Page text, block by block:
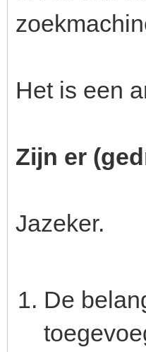
Het is een
Zijn er
Jazeker.
De